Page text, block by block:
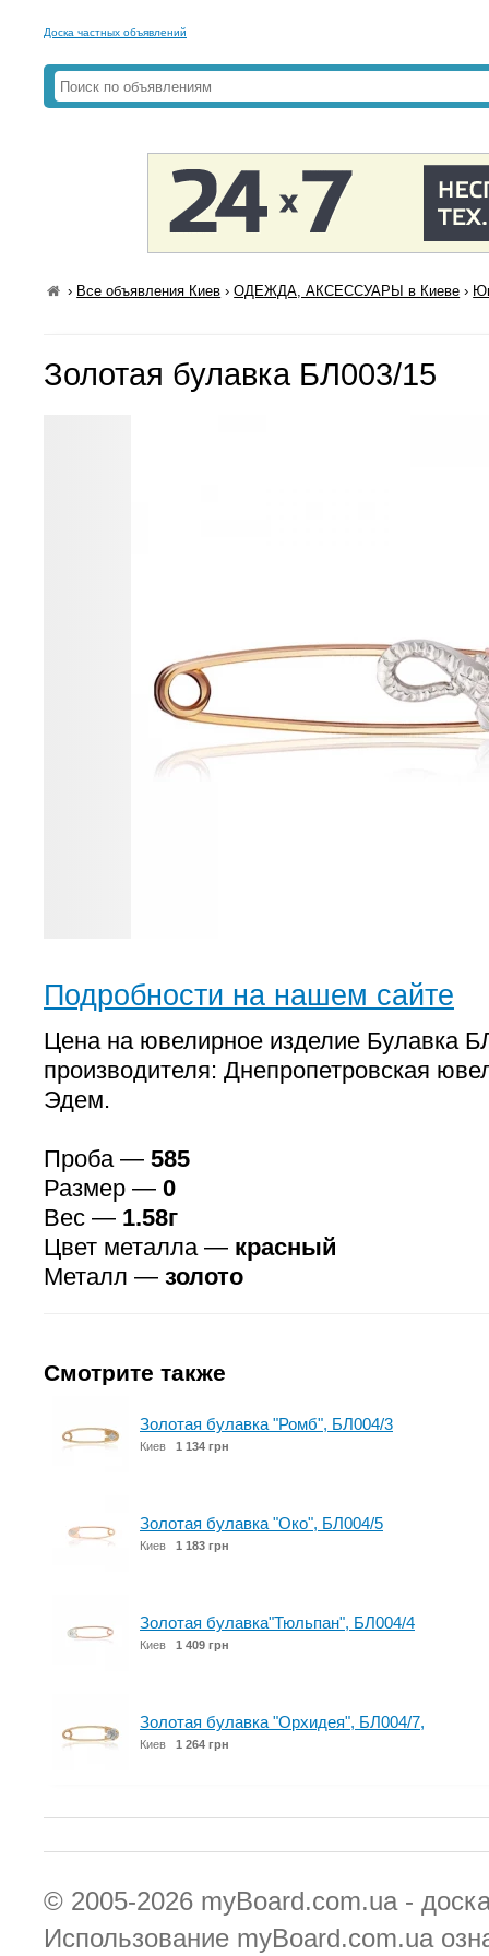
Доска частных объявлений
› Все объявления Киев ›ОДЕЖДА, АКСЕССУАРЫ в Киеве ›
Золотая булавка БЛ003/15
Подробности на нашем сайте
Цена на ювелирное изделие Булавка
производителя: Днепропетровская
Эдем.
Проба — 585
Размер — 0
Вес — 1.58г
Цвет металла — красный
Металл — золото
Смотрите также
Золотая булавка "Ромб", БЛ004/3
Киев 1 134 грн
Золотая булавка "Око", БЛ004/5
Киев 1 183 грн
Золотая булавка"Тюльпан", БЛ004/4
Киев 1 409 грн
Золотая булавка "Орхидея", БЛ004/7,
Киев 1 264 грн
© 2005-2026 myBoard.com.ua -
Использование myBoard.com.ua